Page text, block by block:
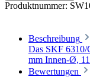
Produktnummer:
Beschreibung
Das SKF 6310/
mm Innen-Ø,
Bewertungen